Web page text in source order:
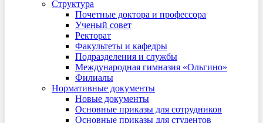
Структура
Почетные доктора и профессора
Ученый совет
Ректорат
Факультеты и кафедры
Подразделения и службы
Международная гимназия «Ольгино»
Филиалы
Нормативные документы
Новые документы
Основные приказы для сотрудников
Основные приказы для студентов